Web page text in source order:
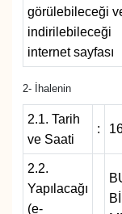
görülebileceği
indirilebileceği
internet sayfası
2- İhalenin
2.1. Tarih
ve Saati
:
2.2.
Yapılacağı
(e-